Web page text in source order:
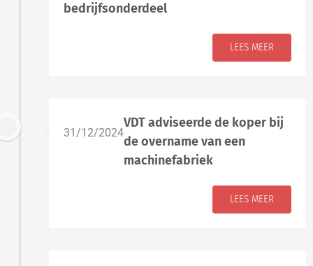
bedrijfsonderdeel
LEES MEER
31/12/2024
VDT adviseerde de koper bij
de overname van een
machinefabriek
LEES MEER